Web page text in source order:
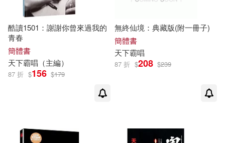
酷讀1501：謝謝你曾來過我的
青春
簡體書
天下霸唱 （主編）
87 折 $156 $179
無終仙境：典藏版(附一冊子)
簡體書
天下霸唱
87 折 $208 $239